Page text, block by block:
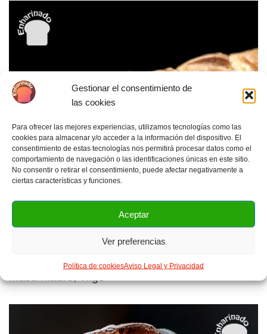
Gestionar el consentimiento de
las cookies
Para ofrecer las mejores experiencias, utilizamos tecnologías como las
cookies para almacenar y/o acceder a la información del dispositivo. El
consentimiento de estas tecnologías nos permitirá procesar datos como el
comportamiento de navegación o las identificaciones únicas en este sitio.
No consentir o retirar el consentimiento, puede afectar negativamente a
ciertas características y funciones.
Aceptar
Ver preferencias
Política de cookiesAviso Legal y Privacidad